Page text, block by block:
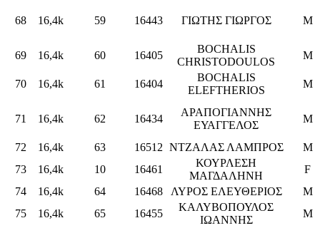
68 16,4k 59 16443 ΓΙΩΤΗΣ ΓΙΩΡΓΟΣ M
69 16,4k 60 16405
BOCHALIS
CHRISTODOULOS
M
70 16,4k 61 16404
BOCHALIS
ELEFTHERIOS
M
71 16,4k 62 16434
ΑΡΑΠΟΓΙΑΝΝΗΣ
ΕΥΑΓΓΕΛΟΣ
M
72 16,4k 63 16512 ΝΤΖΑΛΑΣ ΛΑΜΠΡΟΣ
M
73
16,4k 10 16461
ΚΟΥΡΛΕΣΗ
ΜΑΓΔΑΛΗΝΗ
F
74
16,4k 64 16468 ΛΥΡΟΣ ΕΛΕΥΘΕΡΙΟΣ
M
75
16,4k 65 16455
ΚΑΛΥΒΟΠΟΥΛΟΣ
ΙΩΑΝΝΗΣ
M